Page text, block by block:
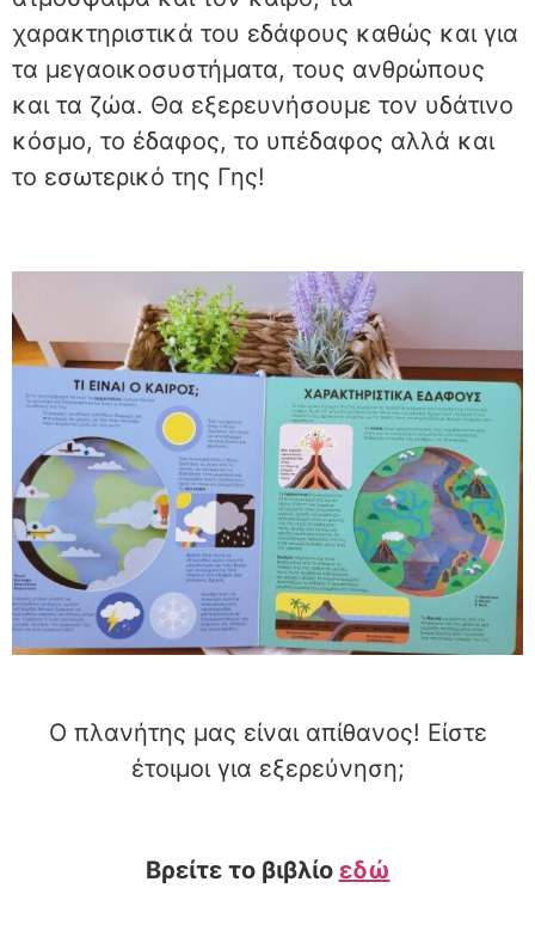
χαρακτηριστικά του εδάφους καθώς και για
τα μεγαοικοσυστήματα, τους ανθρώπους
και τα ζώα. Θα εξερευνήσουμε τον υδάτινο
κόσμο, το έδαφος, το υπέδαφος αλλά και
το εσωτερικό της Γης!
Ο πλανήτης μας είναι απίθανος! Είστε
έτοιμοι για εξερεύνηση;
Βρείτε το βιβλίο εδώ